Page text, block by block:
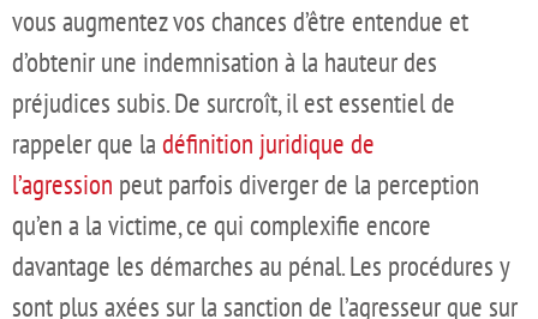
vous augmentez vos chances d’être entendue et
d’obtenir une indemnisation à la hauteur des
préjudices subis. De surcroît, il est essentiel de
rappeler que la définition juridique de
l’agression peut parfois diverger de la perception
qu’en a la victime, ce qui complexifie encore
davantage les démarches au pénal. Les procédures y
sont plus axées sur la sanction de l’agresseur que sur